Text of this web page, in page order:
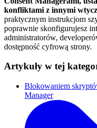
konfliktami z innymi
praktycznym instrukcjom
poprawnie skonfigurujesz
administratorów,
dostępność cyfrową strony.
Artykuły w tej
Blokowaniem
Manager